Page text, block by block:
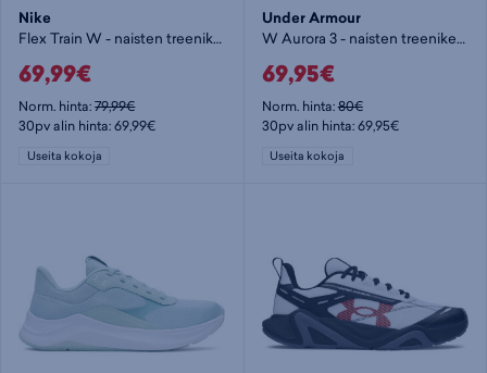
Nike
Flex Train W - naisten treenikengät
69,99€
Norm. hinta:79,99€
30pv alin hinta: 69,99€
Useita kokoja
Under Armour
W Aurora 3 - naisten treenikengät
69,95€
Norm. hinta:80€
30pv alin hinta: 69,95€
Useita kokoja